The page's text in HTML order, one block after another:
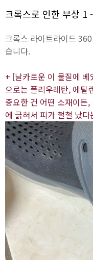
크록스로 인한 부상 1
크록스 라이트라이드
습니다.
+ [날카로운 이 물질에
으로는 폴리우레탄, 에틸
중요한 건 어떤 소재이든
에 긁혀서 피가 철철 났